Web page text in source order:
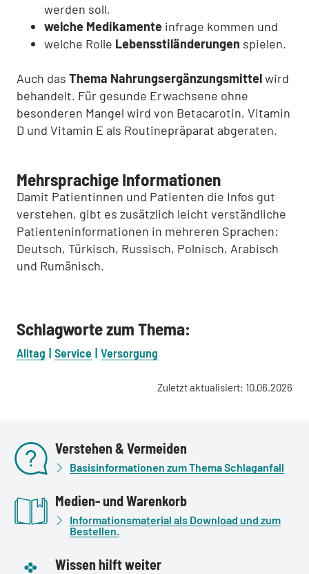
werden soll,
welche Medikamente infrage kommen und
welche Rolle Lebensstiländerungen spielen.
Auch das Thema Nahrungsergänzungsmittelwird
behandelt. Für gesunde Erwachsene ohne
besonderen Mangel wird von Betacarotin, Vitamin
D und Vitamin E als Routinepräparat abgeraten.
Mehrsprachige Informationen
Damit Patientinnen und Patienten die Infos gut
verstehen, gibt es zusätzlich leicht verständliche
Patienteninformationen in mehreren Sprachen:
Deutsch, Türkisch, Russisch, Polnisch, Arabisch
und Rumänisch.
Schlagworte zum Thema:
Alltag Service Versorgung
Zuletzt aktualisiert: 10.06.2026
Verstehen & Vermeiden
Basisinformationen zum Thema Schlaganfall
Medien- und Warenkorb
Informationsmaterial als Download und zum
Bestellen.
Wissen hilft weiter